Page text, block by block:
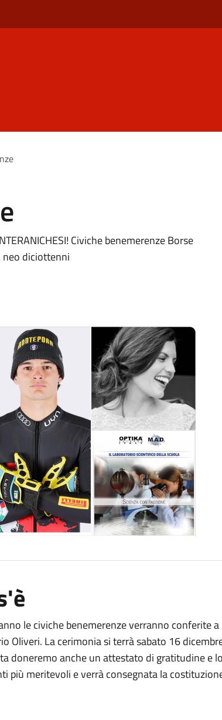
Civiche benemerenze Borse
neo diciottenni
le civiche benemerenze verranno conferite
Oliveri. La cerimonia si terrà sabato 16
doneremo anche un attestato di gratitudine e
più meritevoli e verrà consegnata la